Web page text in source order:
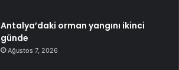
Antalya’daki orman yangını ikinci
günde
Ağustos 7, 2026